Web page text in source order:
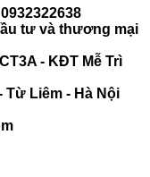
0932322638
tư và thương mại
- KĐT Mễ Trì
Liêm - Hà Nội